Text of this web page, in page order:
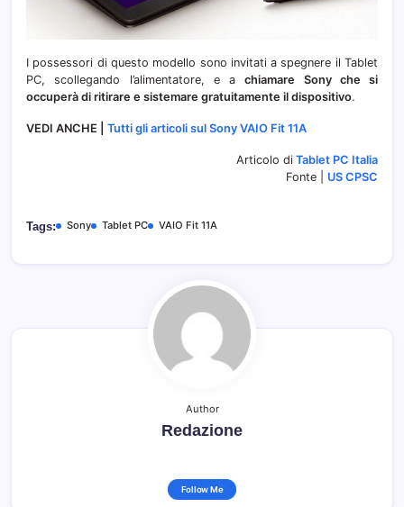
I possessori di questo modello sono invitati a spegnere il Tablet
PC, scollegando l’alimentatore, e achiamare Sony che si
occuperà di ritirare e sistemare gratuitamente il dispositivo.
VEDI ANCHE | Tutti gli articoli sul Sony VAIO Fit 11A
Articolo di Tablet PC Italia
Fonte | US CPSC
Tags: Sony Tablet PC VAIO Fit 11A
Author
Redazione
Follow Me